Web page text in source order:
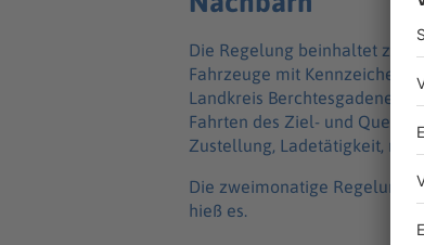
Die Regelung beinhaltet
Fahrzeuge mit Kennzeichen
Landkreis Berchtesgadener
Fahrten des Ziel- und
Zustellung, Ladetätigkeit,
Die zweimonatige Regelung
hieß es.